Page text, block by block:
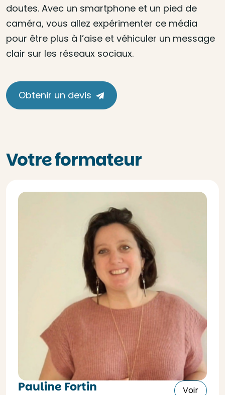
doutes. Avec un smartphone et un pied de
caméra, vous allez expérimenter ce média
pour être plus à l’aise et véhiculer un message
clair sur les réseaux sociaux.
Obtenir un devis
Votre formateur
Pauline Fortin Voir